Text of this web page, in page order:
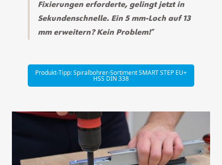
Fixierungen erforderte, gelingt jetzt in
Sekundenschnelle. Ein 5 mm-Loch auf 13
mm erweitern? Kein Problem!
Produkt-Tipp: Spiralbohrer-Sortiment SMART STEP EU+
HSS DIN 338